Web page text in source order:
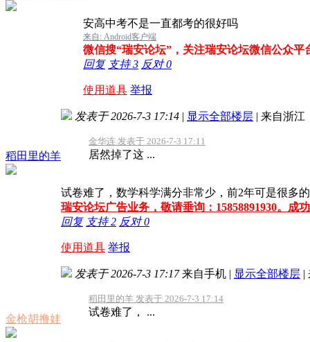
安高中考不是一直都考的很好吗
来自: Android客户端
微信搜“瑞安论坛”，关注瑞安论坛微信公众平
回复 支持3 反对0
使用道具 举报
稻田里的羊
发表于 2026-7-3 17:14 | 显示全部楼层 | 来自浙江
金华连 发表于 2026-7-3 17:11
居然掉了这 ...
试卷难了，数学科学满分非常少，前2年可是很多的
瑞安论坛广告业务，敬请垂询：15858891930。成
回复 支持2 反对0
使用道具 举报
金枪胡撸娃
发表于 2026-7-3 17:17 来自手机 | 显示全部楼层 |
稻田里的羊 发表于 2026-7-3 17:14
试卷难了， ...